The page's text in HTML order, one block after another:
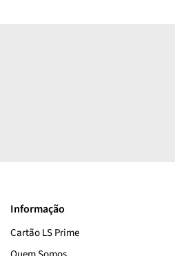
Kiehl's
Informação
Cartão LS Prime